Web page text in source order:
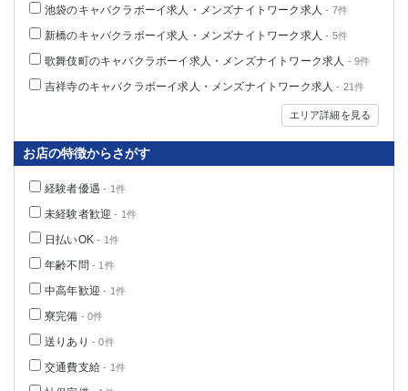
池袋のキャバクラボーイ求人・メンズナイトワーク求人 - 7件
新橋のキャバクラボーイ求人・メンズナイトワーク求人 - 5件
歌舞伎町のキャバクラボーイ求人・メンズナイトワーク求人 - 9件
吉祥寺のキャバクラボーイ求人・メンズナイトワーク求人 - 21件
エリア詳細を見る
お店の特徴からさがす
経験者優遇 - 1件
未経験者歓迎 - 1件
日払いOK - 1件
年齢不問 - 1件
中高年歓迎 - 1件
寮完備 - 0件
送りあり - 0件
交通費支給 - 1件